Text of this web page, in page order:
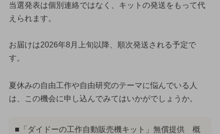
当選発表は個別連絡ではなく、キットの発送をもって代
えられます。
お届けは2026年8月上旬以降、順次発送される予定で
す。
夏休みの自由工作や自由研究のテーマに悩んでいる人
は、この機会に申し込んでみてはいかがでしょうか。
■「ダイドーの工作自動販売機キット」無償提供 概